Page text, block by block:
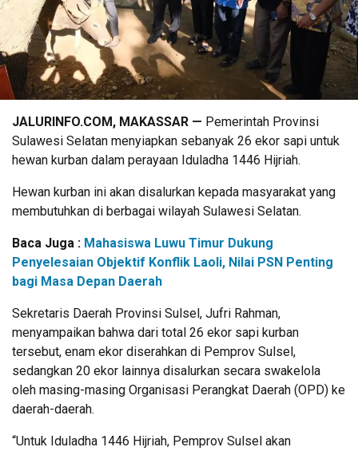
JALURINFO.COM, MAKASSAR — Pemerintah Provinsi
Sulawesi Selatan menyiapkan sebanyak 26 ekor sapi untuk
hewan kurban dalam perayaan Iduladha 1446 Hijriah.
Hewan kurban ini akan disalurkan kepada masyarakat yang
membutuhkan di berbagai wilayah Sulawesi Selatan.
Baca Juga : Mahasiswa Luwu Timur Dukung
Penyelesaian Objektif Konflik Laoli, Nilai PSN Penting
bagi Masa Depan Daerah
Sekretaris Daerah Provinsi Sulsel, Jufri Rahman,
menyampaikan bahwa dari total 26 ekor sapi kurban
tersebut, enam ekor diserahkan di Pemprov Sulsel,
sedangkan 20 ekor lainnya disalurkan secara swakelola
oleh masing-masing Organisasi Perangkat Daerah (OPD) ke
daerah-daerah.
“Untuk Iduladha 1446 Hijriah, Pemprov Sulsel akan